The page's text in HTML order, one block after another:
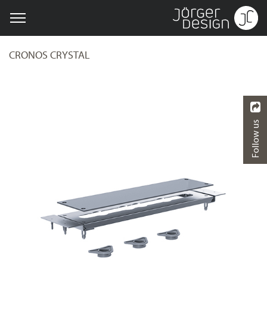
CRONOS CRYSTAL
Follow us